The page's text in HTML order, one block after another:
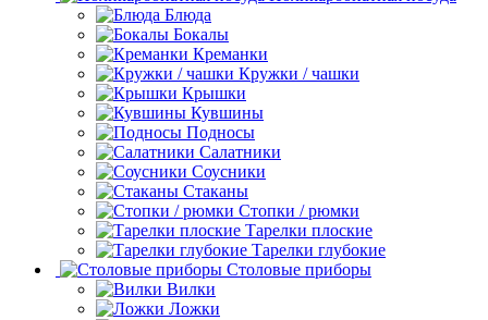
Блюда
Бокалы
Креманки
Кружки / чашки
Крышки
Кувшины
Подносы
Салатники
Соусники
Стаканы
Стопки / рюмки
Тарелки плоские
Тарелки глубокие
Столовые приборы
Вилки
Ложки